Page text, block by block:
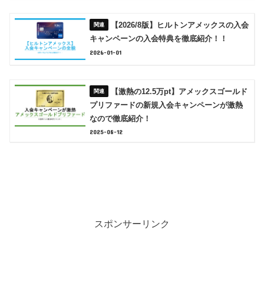
【2026/8版】ヒルトンアメックスの入会
キャンペーンの入会特典を徹底紹介！！
2026-01-01
【激熱の12.5万pt】アメックスゴールド
プリファードの新規入会キャンペーンが激熱
なので徹底紹介！
2025-08-12
スポンサーリンク